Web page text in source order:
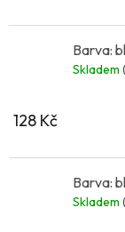
Barva:
Skladem
128 Kč
Barva:
Skladem